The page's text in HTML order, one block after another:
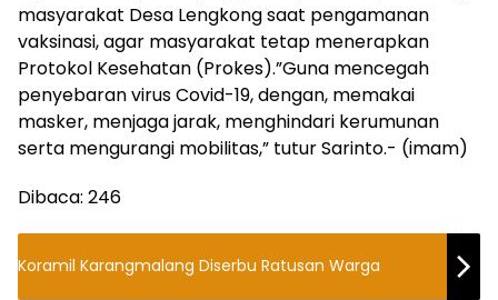
masyarakat Desa Lengkong saat pengamanan
vaksinasi, agar masyarakat tetap menerapkan
Protokol Kesehatan (Prokes).”Guna mencegah
penyebaran virus Covid-19, dengan, memakai
masker, menjaga jarak, menghindari kerumunan
serta mengurangi mobilitas,” tutur Sarinto.- (imam)
Dibaca: 246
Koramil Karangmalang Diserbu Ratusan Warga